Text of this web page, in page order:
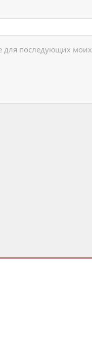
для последующих моих